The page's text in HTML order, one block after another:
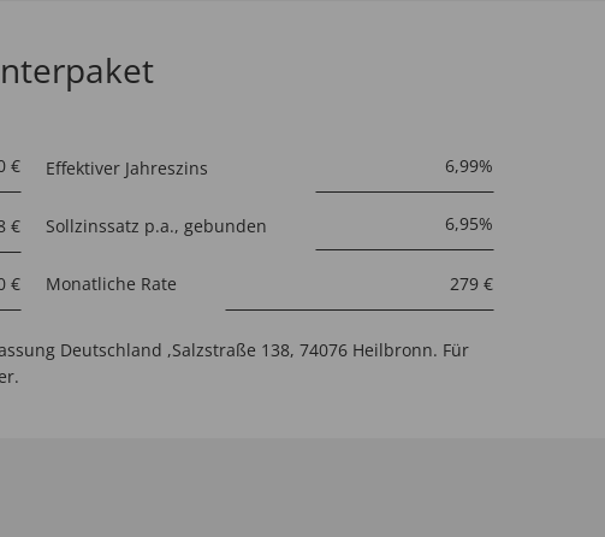
Effektiver Jahreszins
Sollzinssatz p.a., gebunden
Monatliche Rate
Deutschland ,Salzstraße 138, 74076 Heilbronn. Für